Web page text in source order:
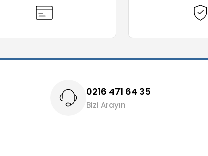
Gönder
0216 471 64 35
Bizi Arayın